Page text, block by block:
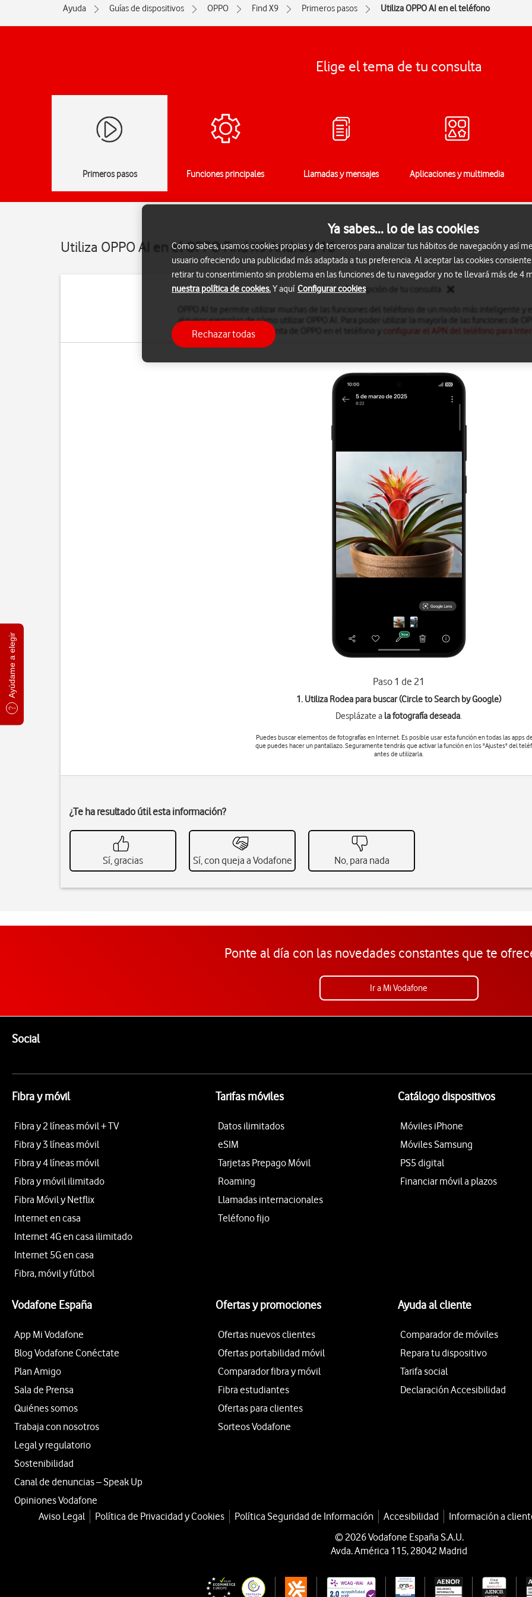
Ayúdame a elegir
Ayuda Guías de dispositivos OPPO Find X9 Primeros pasos Utiliza OPPO AI en el teléfono
Elige el tema de tu consulta
Primeros pasos Funciones principales Llamadas y mensajes Aplicaciones y multimedia
Utiliza OPPO AI en el OPPO Find X9 Android 16
Descripción de tu consulta
OPPO AI te permite utilizar muchas de las funciones del teléfono de un modo más inteligente y
algunos ejemplos de cómo utilizar OPPO AI. Para poder utilizar la mayoría de las funciones de
tu cuenta de OPPO en el teléfono y
configurar el APN del teléfono para
Paso 1 de 21
1. Utiliza Rodea para buscar (Circle to Search by Google)
Desplázate a la fotografía deseada.
Puedes buscar elementos de fotografías en Internet. Es posible usar esta función en todas las apps
que puedes hacer un pantallazo. Seguramente tendrás que activar la función en los "Ajustes" del
antes de utilizarla.
¿Te ha resultado útil esta información?
Sí, gracias Sí, con queja a Vodafone No, para nada
Ponte al día con las novedades constantes que te
Ir a Mi Vodafone
SocialEnlaces a las redes sociales de Vodafone
Fibra y móvil
Fibra y 2 líneas móvil + TV
Fibra y 3 líneas móvil
Fibra y 4 líneas móvil
Fibra y móvil ilimitado
Fibra Móvil y Netflix
Internet en casa
Internet 4G en casa ilimitado
Internet 5G en casa
Fibra, móvil y fútbol
Tarifas móviles
Datos ilimitados
eSIM
Tarjetas Prepago Móvil
Roaming
Llamadas internacionales
Teléfono fijo
Catálogo dispositivos
Móviles iPhone
Móviles Samsung
PS5 digital
Financiar móvil a plazos
Vodafone España
App Mi Vodafone
Blog Vodafone Conéctate
Plan Amigo
Sala de Prensa
Quiénes somos
Trabaja con nosotros
Legal y regulatorio
Sostenibilidad
Canal de denuncias – Speak Up
Opiniones Vodafone
Ofertas y promociones
Ofertas nuevos clientes
Ofertas portabilidad móvil
Comparador fibra y móvil
Fibra estudiantes
Ofertas para clientes
Sorteos Vodafone
Ayuda al cliente
Comparador de móviles
Repara tu dispositivo
Tarifa social
Declaración Accesibilidad
Aviso Legal Política de Privacidad y Cookies Política Seguridad de Información Accesibilidad Información a
© 2026 Vodafone España S.A.U.
Avda. América 115, 28042 Madrid
Ya sabes... lo de las cookies
Como sabes, usamos cookies propias y de terceros para analizar tus hábitos de navegación y así
usuario ofreciendo una publicidad más adaptada a tus preferencia. Al aceptar las cookies
retirar tu consentimiento sin problema en las funciones de tu navegador y no te llevará más de 4
nuestra política de cookies.Y aquí Configurar cookies
Rechazar todas